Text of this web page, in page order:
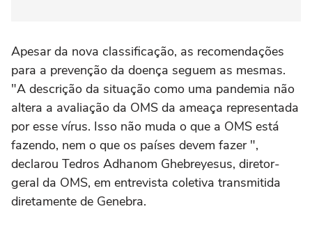
Apesar da nova classificação, as recomendações
para a prevenção da doença seguem as mesmas.
"A descrição da situação como uma pandemia não
altera a avaliação da OMS da ameaça representada
por esse vírus. Isso não muda o que a OMS está
fazendo, nem o que os países devem fazer ",
declarou Tedros Adhanom Ghebreyesus, diretor-
geral da OMS, em entrevista coletiva transmitida
diretamente de Genebra.